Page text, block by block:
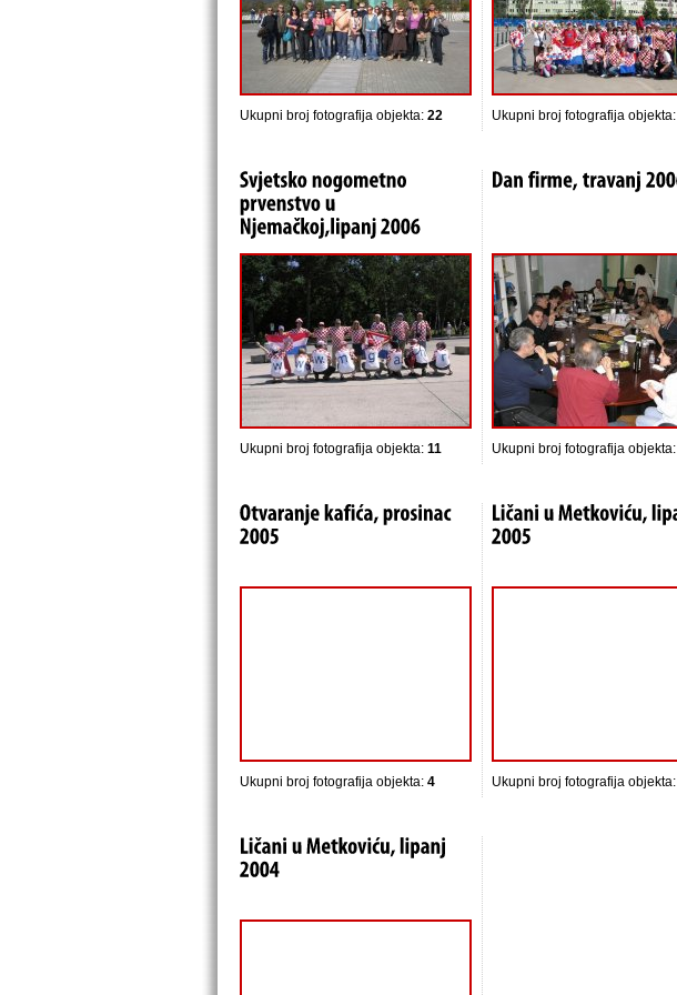
Ukupni broj fotografija objekta: 22 Ukupni broj fotografija objekta:
Ukupni broj fotografija objekta: 11 Ukupni broj fotografija objekta:
Ukupni broj fotografija objekta: 4 Ukupni broj fotografija objekta: